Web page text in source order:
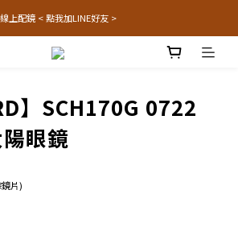
線上配鏡 < 點我加LINE好友 >
】SCH170G 0722
眼鏡
片)